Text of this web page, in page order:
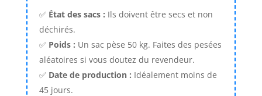
✅ État des sacs : Ils doivent être secs et non
déchirés.
✅ Poids : Un sac pèse 50 kg. Faites des pesées
aléatoires si vous doutez du revendeur.
✅ Date de production : Idéalement moins de
45 jours.